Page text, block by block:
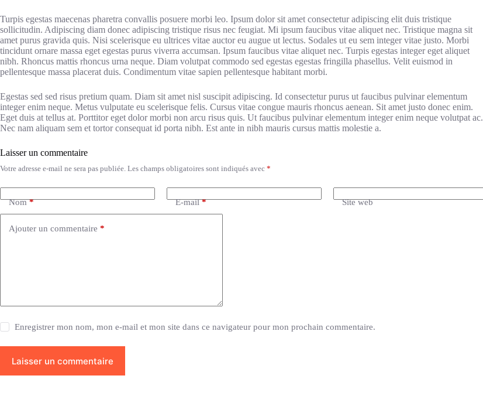
Turpis egestas maecenas pharetra convallis posuere morbi leo. Ipsum dolor sit amet consectetur adipiscing elit duis tristique
sollicitudin. Adipiscing diam donec adipiscing tristique risus nec feugiat. Mi ipsum faucibus vitae aliquet nec. Tristique magna sit
amet purus gravida quis. Nisi scelerisque eu ultrices vitae auctor eu augue ut lectus. Sodales ut eu sem integer vitae justo. Morbi
tincidunt ornare massa eget egestas purus viverra accumsan. Ipsum faucibus vitae aliquet nec. Turpis egestas integer eget aliquet
nibh. Rhoncus mattis rhoncus urna neque. Diam volutpat commodo sed egestas egestas fringilla phasellus. Velit euismod in
pellentesque massa placerat duis. Condimentum vitae sapien pellentesque habitant morbi.
Egestas sed sed risus pretium quam. Diam sit amet nisl suscipit adipiscing. Id consectetur purus ut faucibus pulvinar elementum
integer enim neque. Metus vulputate eu scelerisque felis. Cursus vitae congue mauris rhoncus aenean. Sit amet justo donec enim.
Eget duis at tellus at. Porttitor eget dolor morbi non arcu risus quis. Ut faucibus pulvinar elementum integer enim neque volutpat ac.
Nec nam aliquam sem et tortor consequat id porta nibh. Est ante in nibh mauris cursus mattis molestie a.
Laisser un commentaire
Votre adresse e-mail ne sera pas publiée. Les champs obligatoires sont indiqués avec *
Nom* E-mail* Site web
Ajouter un commentaire *
Enregistrer mon nom, mon e-mail et mon site dans ce navigateur pour mon prochain commentaire.
Laisser un commentaire